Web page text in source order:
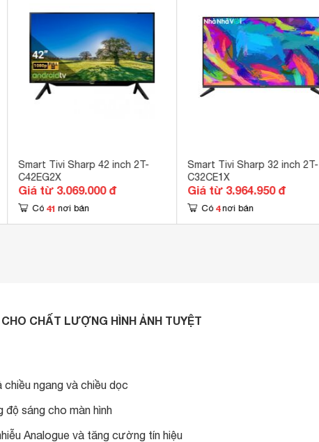
Smart Tivi Sharp 42 inch 2T-
C42EG2X
Giá từ 3.069.000 đ
Có 41 nơi bán
Smart Tivi Sharp 32 inch 2T-
C32CE1X
Giá từ 3.964.950 đ
Có 4 nơi bán
CHẤT LƯỢNG HÌNH ẢNH TUYỆT
ngang và chiều dọc
sáng cho màn hình
Analogue và tăng cường tín hiệu